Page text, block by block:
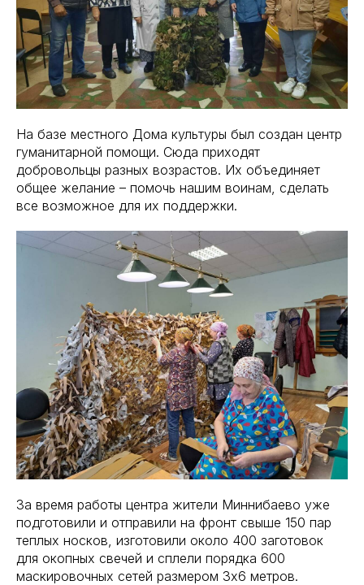
На базе местного Дома культуры был создан центр
гуманитарной помощи. Сюда приходят
добровольцы разных возрастов. Их объединяет
общее желание – помочь нашим воинам, сделать
все возможное для их поддержки.
За время работы центра жители Миннибаево уже
подготовили и отправили на фронт свыше 150 пар
теплых носков, изготовили около 400 заготовок
для окопных свечей и сплели порядка 600
маскировочных сетей размером 3х6 метров.